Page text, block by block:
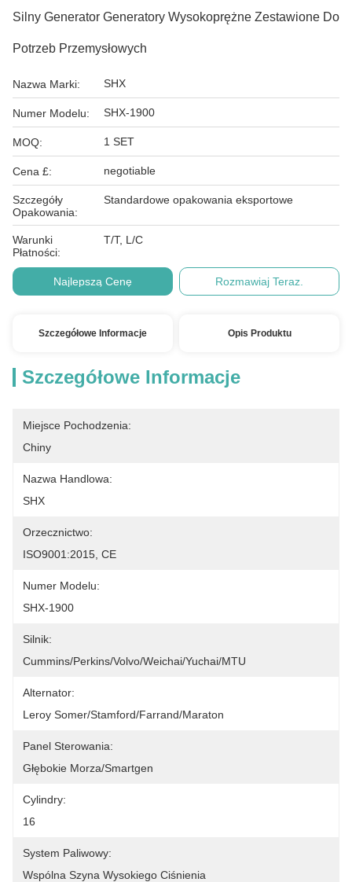
Silny Generator Generatory Wysokoprężne Zestawione Do
Potrzeb Przemysłowych
Nazwa Marki: SHX
Numer Modelu: SHX-1900
MOQ: 1 SET
Cena £: negotiable
Szczegóły
Opakowania:
Standardowe opakowania eksportowe
Warunki
Płatności:
T/T, L/C
Najlepszą Cenę Rozmawiaj Teraz.
Szczegółowe Informacje Opis Produktu
Szczegółowe Informacje
Miejsce Pochodzenia:
Chiny
Nazwa Handlowa:
SHX
Orzecznictwo:
ISO9001:2015, CE
Numer Modelu:
SHX-1900
Silnik:
Cummins/Perkins/Volvo/Weichai/Yuchai/MTU
Alternator:
Leroy Somer/Stamford/Farrand/Maraton
Panel Sterowania:
Głębokie Morza/Smartgen
Cylindry:
16
System Paliwowy:
Wspólna Szyna Wysokiego Ciśnienia